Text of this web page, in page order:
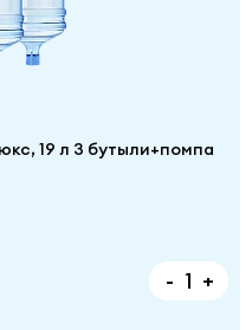
19 л 3 бутыли+помпа
- +